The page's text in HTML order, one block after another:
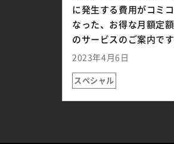
に発生する費用がコミ
なった、お得な月額定
のサービスのご案内です
2023年4月6日
スペシャル